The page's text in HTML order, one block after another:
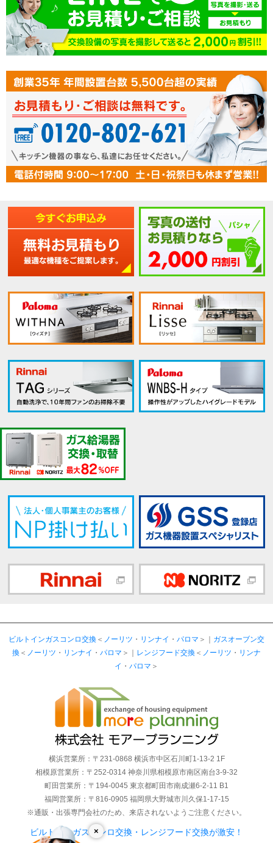
×
ビルトインガスコンロ交換 ＜ ノーリツ ・ リンナイ ・ パロマ ＞｜ ガスオーブン交
換 ＜ ノーリツ ・ リンナイ ・ パロマ ＞｜ レンジフード交換 ＜ ノーリツ ・ リンナ
イ ・ パロマ ＞
横浜営業所：〒231-0868 横浜市中区石川町1-13-2 1F
相模原営業所：〒252-0314 神奈川県相模原市南区南台3-9-32
町田営業所：〒194-0045 東京都町田市南成瀬6-2-11 B1
福岡営業所：〒816-0905 福岡県大野城市川久保1-17-15
※通販・出張専門会社のため、来店されないようご注意ください。
ビルトインガスコンロ交換・レンジフード交換が激安！